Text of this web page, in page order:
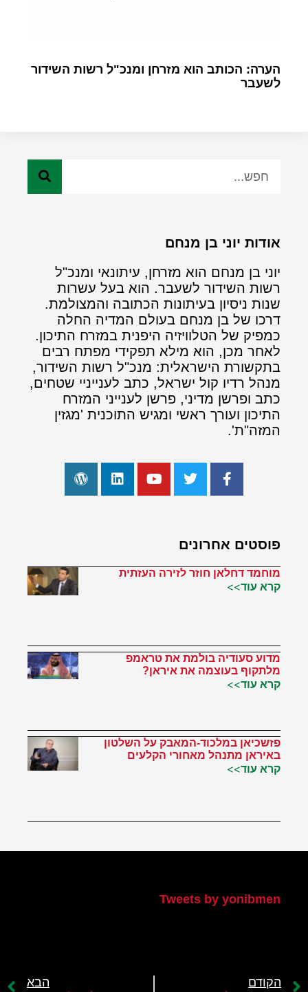
הערה: הכותב הוא מזרחן ומנכ"ל רשות השידור
לשעבר
אודות יוני בן מנחם
יוני בן מנחם הוא מזרחן, עיתונאי ומנכ"ל
רשות השידור לשעבר. הוא בעל עשרות
שנות ניסיון בעיתונות הכתובה והמצולמת.
דרכו של בן מנחם בעולם המדיה החלה
כמפיק של הטלוויזיה היפנית במזרח התיכון.
לאחר מכן, הוא מילא תפקידי מפתח רבים
בתקשורת הישראלית: מנכ"ל רשות השידור,
מנהל רדיו קול ישראל, כתב לענייניי שטחים,
כתב ופרשן מדיני, פרשן לענייני המזרח
התיכון ועורך ראשי ומגיש התוכנית 'מגזין
המזה"ת'.
פוסטים אחרונים
מוחמד דחלאן חוזר לזירה העזתית
קרא עוד>>
מדוע סעודיה בולמת את טראמפ
מלתקוף בעוצמה את איראן?
קרא עוד>>
פזשכיאן במלכוד-המאבק על השלטון
באיראן מתנהל מאחורי הקלעים
קרא עוד>>
Tweets by yonibmen
הקודם הבא